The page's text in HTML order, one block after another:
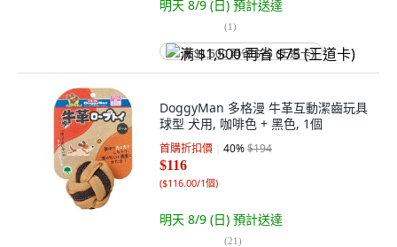
明天 8/9 (日) 預計送達
(1)
满 $1,500 再省 $75 (王道卡)
DoggyMan 多格漫 牛革互動潔齒玩具
球型 犬用, 咖啡色 + 黑色, 1個
首購折扣價 40%$194
$116
($116.00/1個)
明天 8/9 (日) 預計送達
(21)